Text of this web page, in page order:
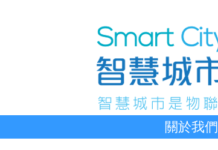
關於我們